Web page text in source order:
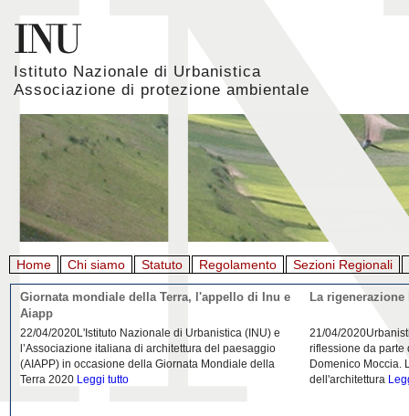
Istituto Nazionale di Urbanistica
Associazione di protezione ambientale
Home Chi siamo Statuto Regolamento Sezioni Regionali
Giornata mondiale della Terra, l'appello di Inu e
Aiapp
22/04/2020L'Istituto Nazionale di Urbanistica (INU) e
l’Associazione italiana di architettura del paesaggio
(AIAPP) in occasione della Giornata Mondiale della
Terra 2020 Leggi tutto
La
21/04/
riflessione da parte
Domenico Moccia.
dell'architettura